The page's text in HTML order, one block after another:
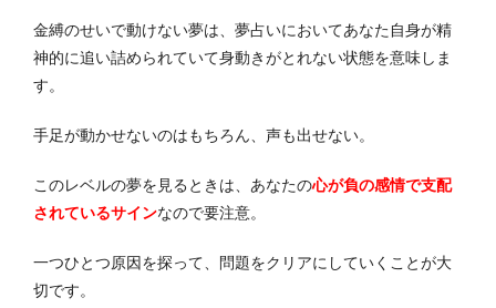
金縛のせいで動けない夢は、夢占いにおいてあなた自身が精
神的に追い詰められていて身動きがとれない状態を意味しま
す。
手足が動かせないのはもちろん、声も出せない。
このレベルの夢を見るときは、あなたの心が負の感情で支配
されているサインなので要注意。
一つひとつ原因を探って、問題をクリアにしていくことが大
切です。